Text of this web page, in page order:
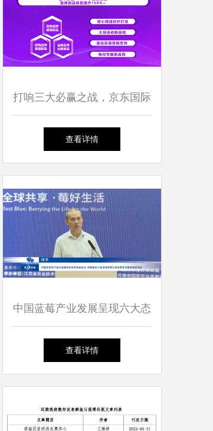
打响三大必赢之战，京东国际
2020商家大会为海外商家注入
查看详情
中国蓝莓产业发展呈现六大态
势 社会经济咨询视角
查看详情